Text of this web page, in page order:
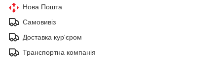
Нова Пошта
Самовивіз
Доставка кур'єром
Транспортна компанія